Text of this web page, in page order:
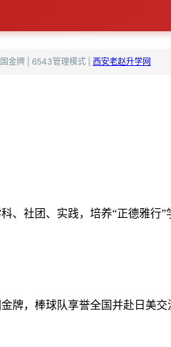
金牌 | 6543管理模式 | 西安老赵升学网
、社团、实践，培养“正德雅行”
牌，棒球队享誉全国并赴日美交